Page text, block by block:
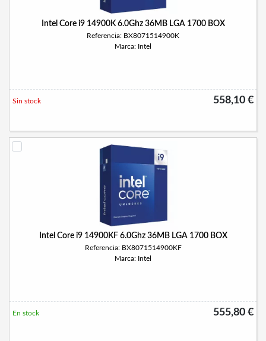
Intel Core i9 14900K 6.0Ghz 36MB LGA 1700 BOX
Referencia: BX8071514900K
Marca: Intel
558,10 €
Sin stock
Intel Core i9 14900KF 6.0Ghz 36MB LGA 1700 BOX
Referencia: BX8071514900KF
Marca: Intel
555,80 €
En stock